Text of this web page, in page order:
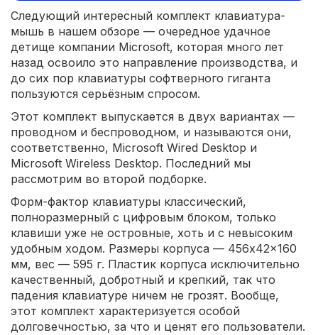
Следующий интересный комплект клавиатура-
мышь в нашем обзоре — очередное удачное
детище компании Microsoft, которая много лет
назад освоило это направление производства, и
до сих пор клавиатуры софтверного гиганта
пользуются серьёзным спросом.
Этот комплект выпускается в двух вариантах —
проводном и беспроводном, и называются они,
соответственно, Microsoft Wired Desktop и
Microsoft Wireless Desktop. Последний мы
рассмотрим во второй подборке.
Форм-фактор клавиатуры классический,
полноразмерный с цифровым блоком, только
клавиши уже не островные, хоть и с невысоким
удобным ходом. Размеры корпуса — 456x42x160
мм, вес — 595 г. Пластик корпуса исключительно
качественный, добротный и крепкий, так что
падения клавиатуре ничем не грозят. Вообще,
этот комплект характеризуется особой
долговечностью, за что и ценят его пользователи.